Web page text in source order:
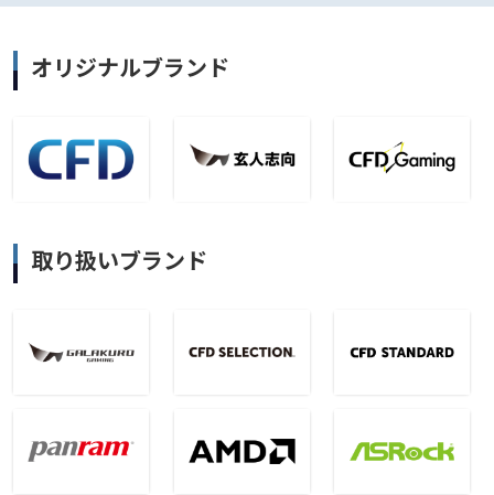
オリジナルブランド
取り扱いブランド